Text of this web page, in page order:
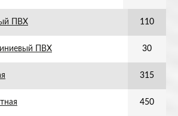
ПВХ 110
ПВХ 30
315
450